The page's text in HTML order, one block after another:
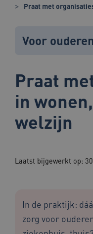
Praat met
Voor ouderen
Praat
in
welzijn
Laatst bijgewerkt op:
In de praktijk:
zorg voor